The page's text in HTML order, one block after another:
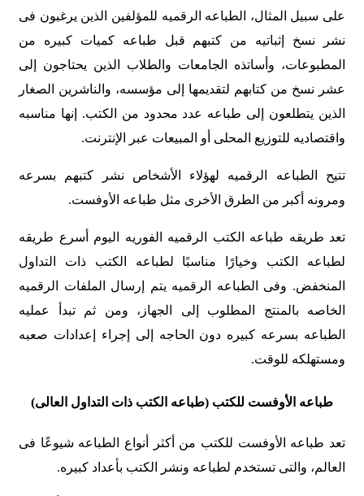
على سبیل المثال، الطباعه الرقمیه للمؤلفین الذین یرغبون فی
نشر نسخ إثباتیه من کتبهم قبل طباعه کمیات کبیره من
المطبوعات، وأساتذه الجامعات والطلاب الذین یحتاجون إلى
عشر نسخ من کتابهم لتقدیمها إلى مؤسسه، والناشرین الصغار
الذین یتطلعون إلى طباعه عدد محدود من الکتب. إنها مناسبه
واقتصادیه للتوزیع المحلی أو المبیعات عبر الإنترنت.
تتیح الطباعه الرقمیه لهؤلاء الأشخاص نشر کتبهم بسرعه
ومرونه أکبر من الطرق الأخرى مثل طباعه الأوفست.
تعد طریقه طباعه الکتب الرقمیه الفوریه الیوم أسرع طریقه
لطباعه الکتب وخیارًا مناسبًا لطباعه الکتب ذات التداول
المنخفض. وفی الطباعه الرقمیه یتم إرسال الملفات الرقمیه
الخاصه بالمنتج المطلوب إلى الجهاز، ومن ثم تبدأ عملیه
الطباعه بسرعه کبیره دون الحاجه إلى إجراء إعدادات صعبه
ومستهلکه للوقت.
طباعه الأوفست للکتب (طباعه الکتب ذات التداول العالی)
تعد طباعه الأوفست للکتب من أکثر أنواع الطباعه شیوعًا فی
العالم، والتی تستخدم لطباعه ونشر الکتب بأعداد کبیره.